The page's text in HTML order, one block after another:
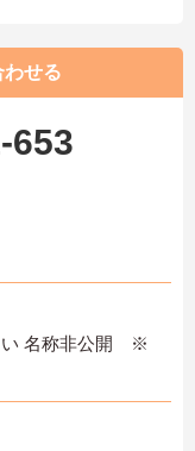
わせる
653
い 名称非公開 ※